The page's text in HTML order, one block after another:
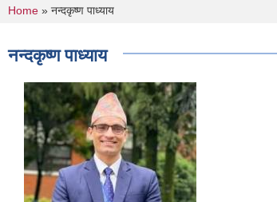
You are here
Home » नन्दकृष्ण पाध्याय
नन्दकृष्ण पाध्याय